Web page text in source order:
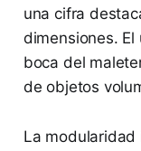
una cifra
dimensiones.
boca del
de objetos
La modularidad